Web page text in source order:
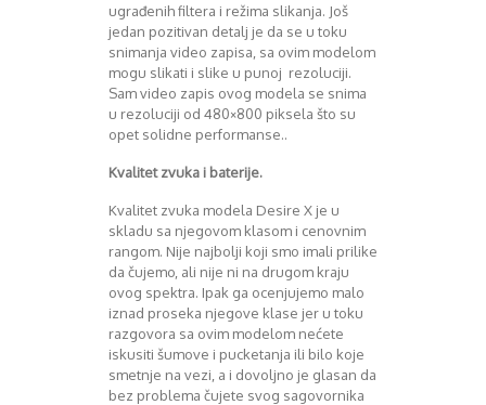
ugrađenih filtera i režima slikanja. Još
jedan pozitivan detalj je da se u toku
snimanja video zapisa, sa ovim modelom
mogu slikati i slike u punoj rezoluciji.
Sam video zapis ovog modela se snima
u rezoluciji od 480×800 piksela što su
opet solidne performanse..
Kvalitet zvuka i baterije.
Kvalitet zvuka modela Desire X je u
skladu sa njegovom klasom i cenovnim
rangom. Nije najbolji koji smo imali prilike
da čujemo, ali nije ni na drugom kraju
ovog spektra. Ipak ga ocenjujemo malo
iznad proseka njegove klase jer u toku
razgovora sa ovim modelom nećete
iskusiti šumove i pucketanja ili bilo koje
smetnje na vezi, a i dovoljno je glasan da
bez problema čujete svog sagovornika